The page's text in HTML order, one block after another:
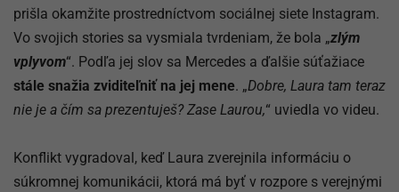
prišla okamžite prostredníctvom sociálnej siete Instagram.
Vo svojich stories sa vysmiala tvrdeniam, že bola „zlým
vplyvom“. Podľa jej slov sa Mercedes a ďalšie súťažiace
stále snažia zviditeľniť na jej mene. „Dobre, Laura tam teraz
nie je a čím sa prezentuješ? Zase Laurou,“ uviedla vo videu.
Konflikt vygradoval, keď Laura zverejnila informáciu o
súkromnej komunikácii, ktorá má byť v rozpore s verejnými